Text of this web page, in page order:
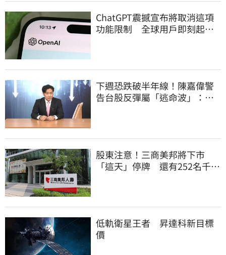
ChatGPT震撼宣布將取消這項
功能限制 全球用戶即刻起
下週恐跌破半年線！陳嘉偉警
告台股反彈屬「逃命波」：空
股東注意！三商美邦將下市
「這天」停牌 還有252名千張
低軌衛星王者 昇達科新目標
價